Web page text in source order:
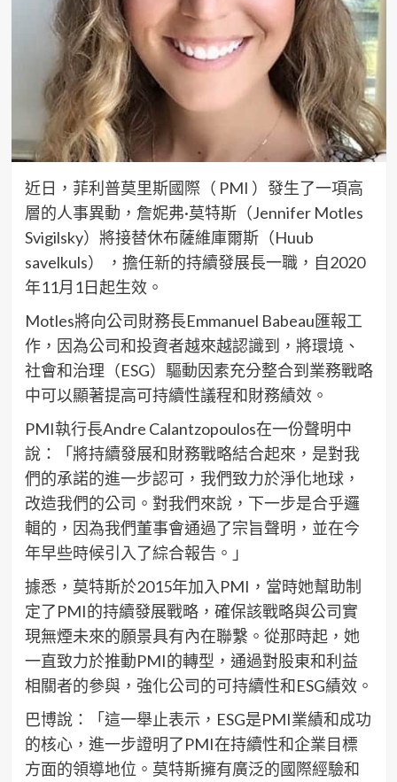
近日，菲利普莫里斯國際（ PMI ）發生了一項高
層的人事異動，詹妮弗·莫特斯（Jennifer Motles
Svigilsky）將接替休布薩維庫爾斯（Huub
savelkuls） ，擔任新的持續發展長一職，自2020
年11月1日起生效。
Motles將向公司財務長Emmanuel Babeau匯報工
作，因為公司和投資者越來越認識到，將環境、
社會和治理（ESG）驅動因素充分整合到業務戰略
中可以顯著提高可持續性議程和財務績效。
PMI執行長Andre Calantzopoulos在一份聲明中
說：「將持續發展和財務戰略結合起來，是對我
們的承諾的進一步認可，我們致力於淨化地球，
改造我們的公司。對我們來說，下一步是合乎邏
輯的，因為我們董事會通過了宗旨聲明，並在今
年早些時候引入了綜合報告。」
據悉，莫特斯於2015年加入PMI，當時她幫助制
定了PMI的持續發展戰略，確保該戰略與公司實
現無煙未來的願景具有內在聯繫。從那時起，她
一直致力於推動PMI的轉型，通過對股東和利益
相關者的參與，強化公司的可持續性和ESG績效。
巴博說：「這一舉止表示，ESG是PMI業績和成功
的核心，進一步證明了PMI在持續性和企業目標
方面的領導地位。莫特斯擁有廣泛的國際經驗和